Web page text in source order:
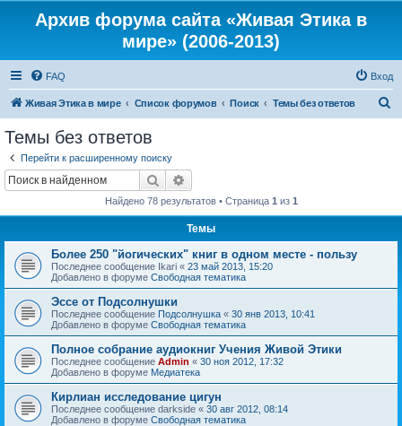
Архив форума сайта «Живая Этика в
мире» (2006-2013)
FAQ Вход
Живая Этика в мире Список форумов Поиск Темы без ответов
Темы без ответов
Перейти к расширенному поиску
Поиск
Найдено 78 результатов • Страница 1 из 1
Темы
Более 250 "йогических" книг в одном месте - пользу
Последнее сообщение Ikari « 23 май 2013, 15:20
Добавлено в форуме Свободная тематика
Эссе от Подсолнушки
Последнее сообщение Подсолнушка « 30 янв 2013, 10:41
Добавлено в форуме Свободная тематика
Полное собрание аудиокниг Учения Живой Этики
Последнее сообщение Admin « 30 ноя 2012, 17:32
Добавлено в форуме Медиатека
Кирлиан исследование цигун
Последнее сообщение darkside « 30 авг 2012, 08:14
Добавлено в форуме Свободная тематика